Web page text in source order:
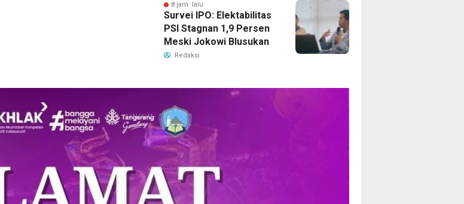
8 jam lalu
Survei IPO: Elektabilitas
PSI Stagnan 1,9 Persen
Meski Jokowi Blusukan
Redaksi